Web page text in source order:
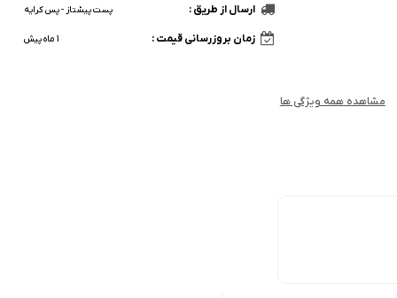
مشاهده همه ویژگی ها
ارسال از طریق : پست پیشتاز - پس کرایه
زمان بروزرسانی قیمت : 1 ماه پیش